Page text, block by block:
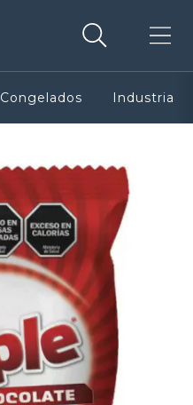
Congelados Industria